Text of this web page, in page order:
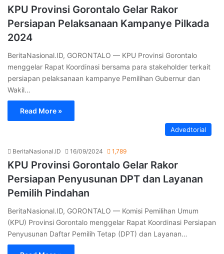
KPU Provinsi Gorontalo Gelar Rakor
Persiapan Pelaksanaan Kampanye Pilkada
2024
BeritaNasional.ID, GORONTALO — KPU Provinsi Gorontalo
menggelar Rapat Koordinasi bersama para stakeholder terkait
persiapan pelaksanaan kampanye Pemilihan Gubernur dan
Wakil…
Read More »
Advedtorial
BeritaNasional.ID 16/09/2024 1,789
KPU Provinsi Gorontalo Gelar Rakor
Persiapan Penyusunan DPT dan Layanan
Pemilih Pindahan
BeritaNasional.ID, GORONTALO — Komisi Pemilihan Umum
(KPU) Provinsi Gorontalo menggelar Rapat Koordinasi Persiapan
Penyusunan Daftar Pemilih Tetap (DPT) dan Layanan…